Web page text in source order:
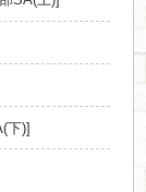
下)]